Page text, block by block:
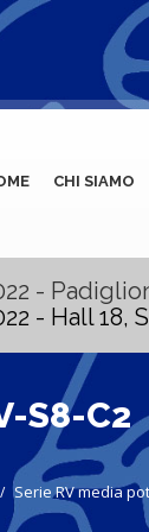
CHI SIAMO
-
- Hall 18,
S8-C2
Serie RV media